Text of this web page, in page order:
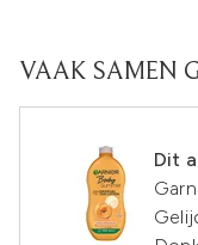
VAAK SAMEN
Dit